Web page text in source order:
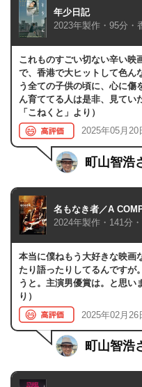
年少日記
2023年製作・95分・
これものすごい切ない辛い映
で、香港で大ヒットして色ん
う全ての子供の頃に、心に傷
ん育ててる人は是非、見てい
「こねくと」より）
2025年05月20
町山智浩
名もなき者／A
2024年製作・141分
本当に僕ねもう大好きな映画
たり語ったりしてるんですが
うと。主演男優賞は。と思い
り）
2025年02月26
町山智浩